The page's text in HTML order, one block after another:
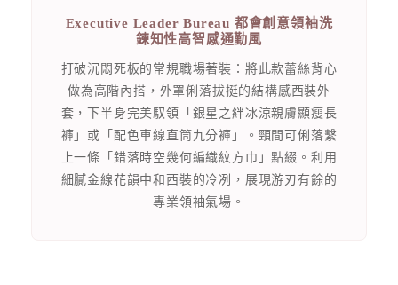
Executive Leader Bureau 都會創意領袖洗
鍊知性高智感通勤風
打破沉悶死板的常規職場著裝：將此款蕾絲背心
做為高階內搭，外罩俐落拔挺的結構感西裝外
套，下半身完美馭領「銀星之絆冰涼親膚顯瘦長
褲」或「配色車線直筒九分褲」。頸間可俐落繫
上一條「錯落時空幾何編織紋方巾」點綴。利用
細膩金線花韻中和西裝的冷冽，展現游刃有餘的
專業領袖氣場。